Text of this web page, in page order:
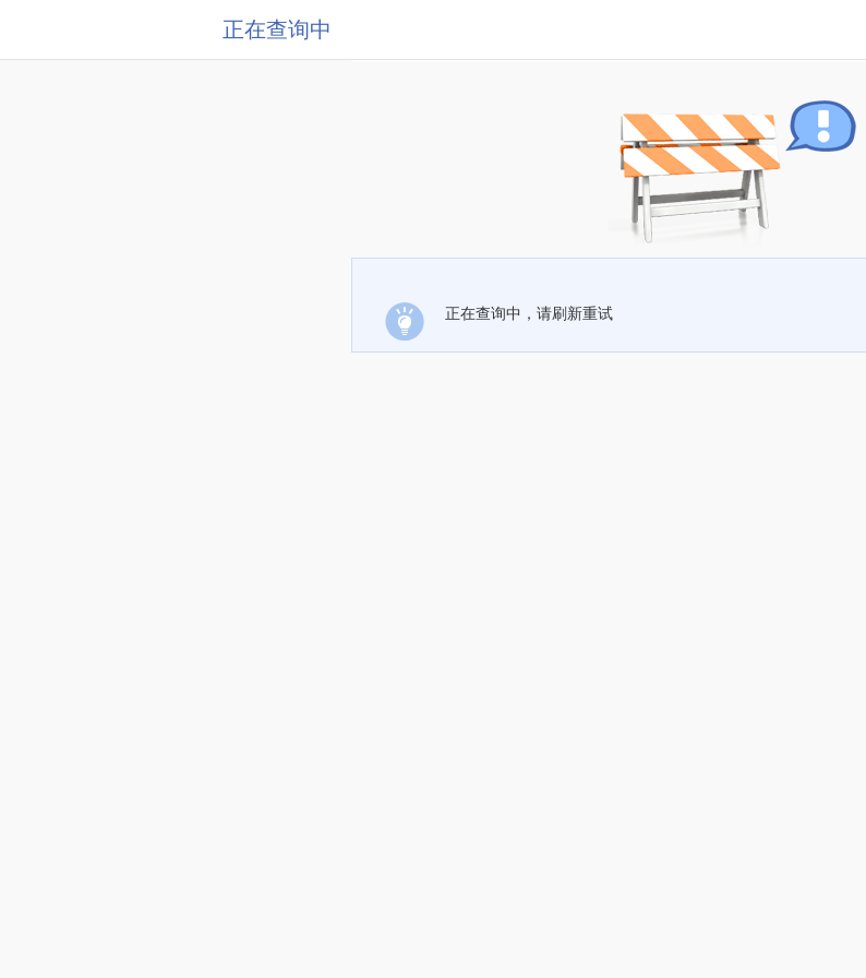
正在查询中
正在查询中，请刷新重试